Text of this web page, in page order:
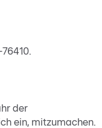
der
ein, mitzumachen.